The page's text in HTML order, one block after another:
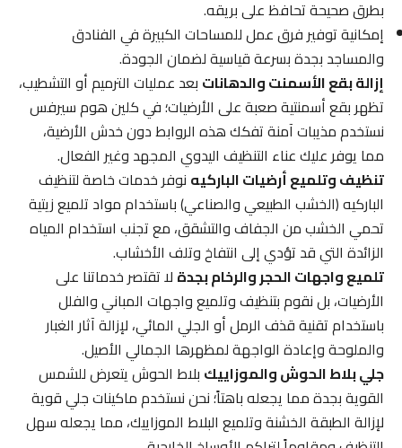
بطرق صحيحة تحافظ على بريقه.
إمكانية توفير فرق عمل للمساحات الكبيرة في الفنادق
والمساجد بجدة بسرعة قياسية لضمان الجودة.
إزالة بقع الأسمنت والدهاناتبعد عمليات الترميم أو التشطيب،
تظهر بقع أسمنتية صعبة على الأرضيات؛ في كلين هوم سيرفس
نستخدم مذيبات آمنة تفكك هذه الروابط دون خدش الأرضية،
مما يوفر عليك عناء التنظيف اليدوي المجهد وغير الفعال.
تنظيف وتلميع أرضيات الباركيهنوفر خدمات خاصة لتنظيف
الباركيه (الخشب الطبيعي والصناعي) باستخدام مواد تلميع زيتية
تحمي الخشب من الجفاف والتشقق، مع تجنب استخدام المياه
الزائدة التي قد تؤدي إلى انتفاخ وتلف الأخشاب.
تلميع واجهات الحجر والرخام بجدةلا تقتصر خدماتنا على
الأرضيات، بل نقوم بتنظيف وتلميع واجهات المباني والفلل
باستخدام تقنية قذف الرمل أو الجلي المائي، لإزالة آثار الغبار
والملوحة وإعادة الواجهة لمظهرها الجمالي الأصيل.
جلي بلاط الحوش والموزاييكبلاط الحوش يتعرض للشمس
القوية بجدة مما يجعله باهتاً؛ نحن نستخدم ماكينات جلي قوية
لإزالة الطبقة الخشنة وتلميع البلاط الموزاييك، مما يجعله سهل